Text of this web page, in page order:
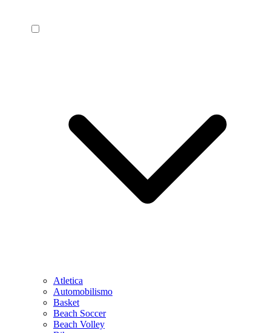
Atletica
Automobilismo
Basket
Beach Soccer
Beach Volley